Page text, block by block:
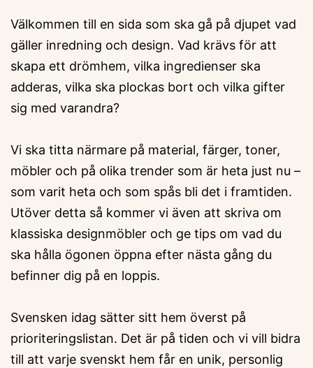
Välkommen till en sida som ska gå på djupet vad
gäller inredning och design. Vad krävs för att
skapa ett drömhem, vilka ingredienser ska
adderas, vilka ska plockas bort och vilka gifter
sig med varandra?
Vi ska titta närmare på material, färger, toner,
möbler och på olika trender som är heta just nu –
som varit heta och som spås bli det i framtiden.
Utöver detta så kommer vi även att skriva om
klassiska designmöbler och ge tips om vad du
ska hålla ögonen öppna efter nästa gång du
befinner dig på en loppis.
Svensken idag sätter sitt hem överst på
prioriteringslistan. Det är på tiden och vi vill bidra
till att varje svenskt hem får en unik, personlig